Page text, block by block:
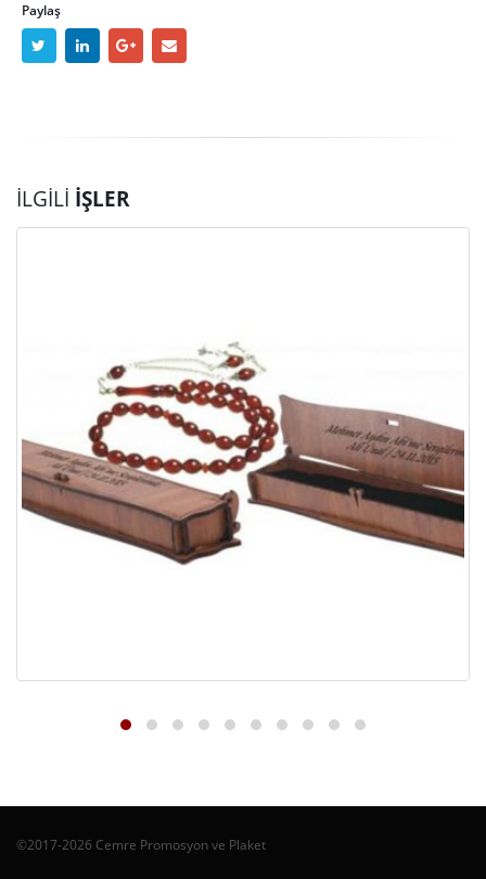
Paylaş
İLGILI İŞLER
©2017-2026 Cemre Promosyon ve Plaket